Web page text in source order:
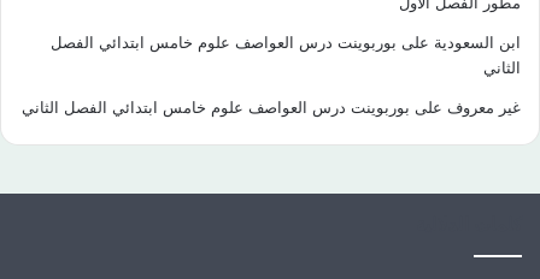
ابن السعودية على بوربوينت درس العواصف علوم خامس ابتدائي الفصل
الثاني
غير معروف على بوربوينت درس العواصف علوم خامس ابتدائي الفصل الثاني